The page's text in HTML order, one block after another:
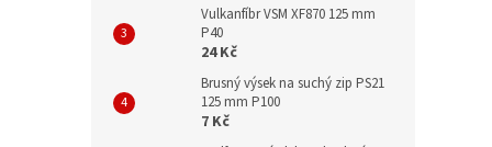
Vulkanfíbr VSM XF870 125 mm
P40
24 Kč
Brusný výsek na suchý zip PS21
125 mm P100
7 Kč